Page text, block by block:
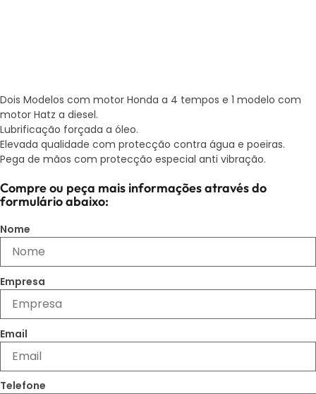
Dois Modelos com motor Honda a 4 tempos e 1 modelo com
motor Hatz a diesel.
Lubrificação forçada a óleo.
Elevada qualidade com protecção contra água e poeiras.
Pega de mãos com protecção especial anti vibração.
Compre ou peça mais informações através do
formulário abaixo:
Nome
Empresa
Email
Telefone